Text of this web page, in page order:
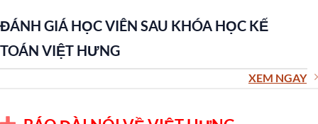
ĐÁNH GIÁ HỌC VIÊN SAU KHÓA HỌC KẾ
TOÁN VIỆT HƯNG
XEM NGAY